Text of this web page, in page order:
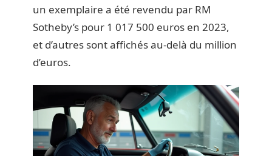
un exemplaire a été revendu par RM
Sotheby’s pour 1 017 500 euros en 2023,
et d’autres sont affichés au-delà du million
d’euros.